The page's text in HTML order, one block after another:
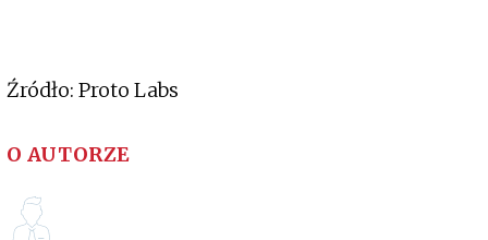
Źródło: Proto Labs
O AUTORZE